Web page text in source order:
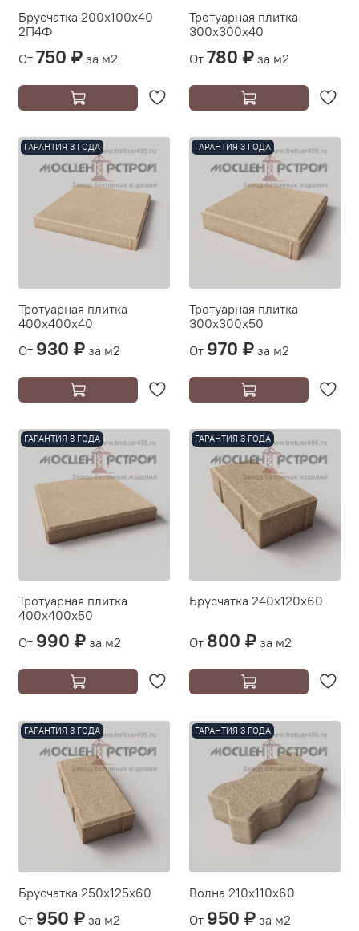
Брусчатка 200х100х40
2П4Ф
От 750 ₽ за м2
Тротуарная плитка
300х300х40
От 780 ₽ за м2
ГАРАНТИЯ 3 ГОДА
Тротуарная плитка
400х400х40
От 930 ₽ за м2
ГАРАНТИЯ 3 ГОДА
Тротуарная плитка
300х300х50
От 970 ₽ за м2
ГАРАНТИЯ 3 ГОДА
Тротуарная плитка
400х400х50
От 990 ₽ за м2
ГАРАНТИЯ 3 ГОДА
Брусчатка 240х120х60
От 800 ₽ за м2
ГАРАНТИЯ 3 ГОДА
Брусчатка 250х125х60
От 950 ₽ за м2
ГАРАНТИЯ 3 ГОДА
Волна 210х110х60
От 950 ₽ за м2